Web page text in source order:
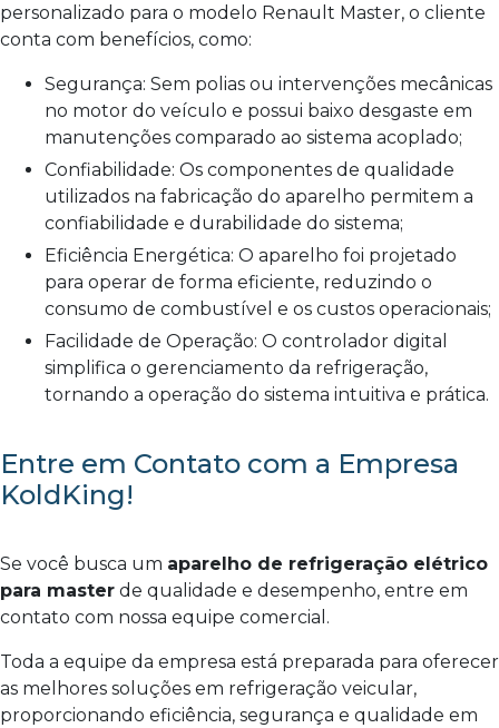
personalizado para o modelo Renault Master, o cliente
conta com benefícios, como:
Segurança: Sem polias ou intervenções mecânicas
no motor do veículo e possui baixo desgaste em
manutenções comparado ao sistema acoplado;
Confiabilidade: Os componentes de qualidade
utilizados na fabricação do aparelho permitem a
confiabilidade e durabilidade do sistema;
Eficiência Energética: O aparelho foi projetado
para operar de forma eficiente, reduzindo o
consumo de combustível e os custos operacionais;
Facilidade de Operação: O controlador digital
simplifica o gerenciamento da refrigeração,
tornando a operação do sistema intuitiva e prática.
Entre em Contato com a Empresa
KoldKing!
Se você busca um aparelho de refrigeração elétrico
para master de qualidade e desempenho, entre em
contato com nossa equipe comercial.
Toda a equipe da empresa está preparada para oferecer
as melhores soluções em refrigeração veicular,
proporcionando eficiência, segurança e qualidade em